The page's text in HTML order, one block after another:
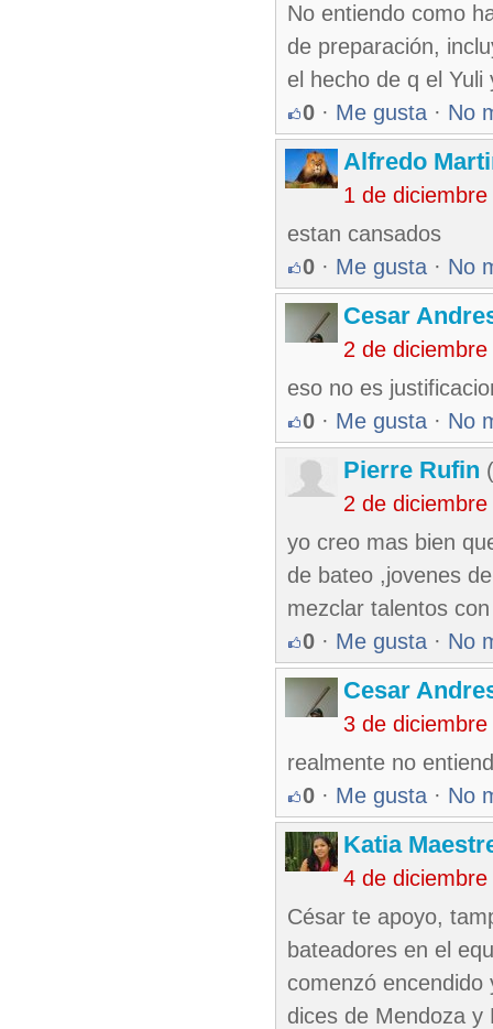
No entiendo como
de preparación,
el hecho de q el
0 · Me gusta · No
Alfredo
1 de
estan cansados
0 · Me gusta · No
Cesar
2 de
eso no es
0 · Me gusta · No
Pierre Rufin
2 de
yo creo mas bien
de bateo ,jovenes
mezclar talentos
0 · Me gusta · No
Cesar
3 de
realmente no
0 · Me gusta · No
Katia
4 de
César te apoyo,
bateadores en el
comenzó
dices de Mendoza